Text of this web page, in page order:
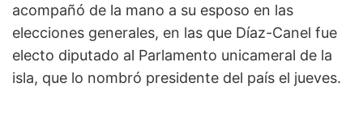
acompañó de la mano a su esposo en las
elecciones generales, en las que Díaz-Canel fue
electo diputado al Parlamento unicameral de la
isla, que lo nombró presidente del país el jueves.